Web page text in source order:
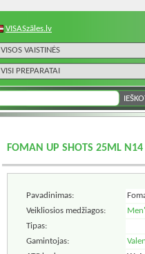
VISASzāles.lv
VISOS VAISTINĖS
VISI PREPARATAI
FOMAN UP SHOTS 25ML N14
Pavadinimas:
Veikliosios medžiagos:
Tipas:
Gamintojas: